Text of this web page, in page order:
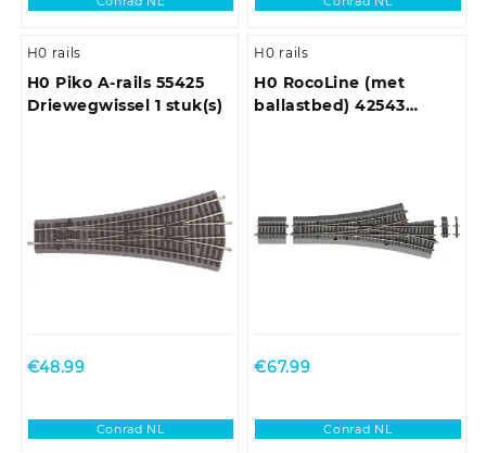
H0 rails
H0 Piko A-rails 55425
Driewegwissel 1 stuk(s)
€48.99
Conrad NL
H0 rails
H0 RocoLine (met
ballastbed) 42543
€67.99
Conrad NL